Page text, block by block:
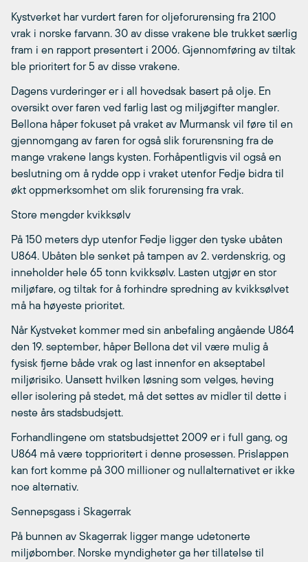
Kystverket har vurdert faren for oljeforurensing fra 2100
vrak i norske farvann. 30 av disse vrakene ble trukket særlig
fram i en rapport presentert i 2006. Gjennomføring av tiltak
ble prioritert for 5 av disse vrakene.
Dagens vurderinger er i all hovedsak basert på olje. En
oversikt over faren ved farlig last og miljøgifter mangler.
Bellona håper fokuset på vraket av Murmansk vil føre til en
gjennomgang av faren for også slik forurensning fra de
mange vrakene langs kysten. Forhåpentligvis vil også en
beslutning om å rydde opp i vraket utenfor Fedje bidra til
økt oppmerksomhet om slik forurensing fra vrak.
Store mengder kvikksølv
På 150 meters dyp utenfor Fedje ligger den tyske ubåten
U864. Ubåten ble senket på tampen av 2. verdenskrig, og
inneholder hele 65 tonn kvikksølv. Lasten utgjør en stor
miljøfare, og tiltak for å forhindre spredning av kvikksølvet
må ha høyeste prioritet.
Når Kystveket kommer med sin anbefaling angående U864
den 19. september, håper Bellona det vil være mulig å
fysisk fjerne både vrak og last innenfor en akseptabel
miljørisiko. Uansett hvilken løsning som velges, heving
eller isolering på stedet, må det settes av midler til dette i
neste års stadsbudsjett.
Forhandlingene om statsbudsjettet 2009 er i full gang, og
U864 må være topprioritert i denne prosessen. Prislappen
kan fort komme på 300 millioner og nullalternativet er ikke
noe alternativ.
Sennepsgass i Skagerrak
På bunnen av Skagerrak ligger mange udetonerte
miljøbomber. Norske myndigheter ga her tillatelse til